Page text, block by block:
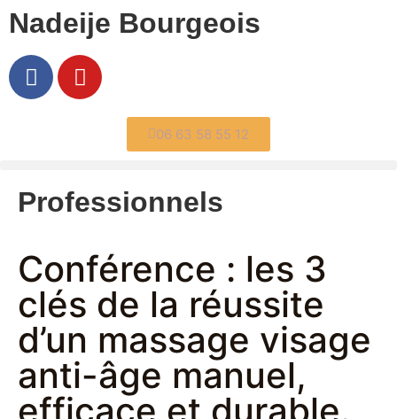
Nadeije Bourgeois
06 63 58 55 12
Professionnels
Conférence : les 3
clés de la réussite
d’un massage visage
anti-âge manuel,